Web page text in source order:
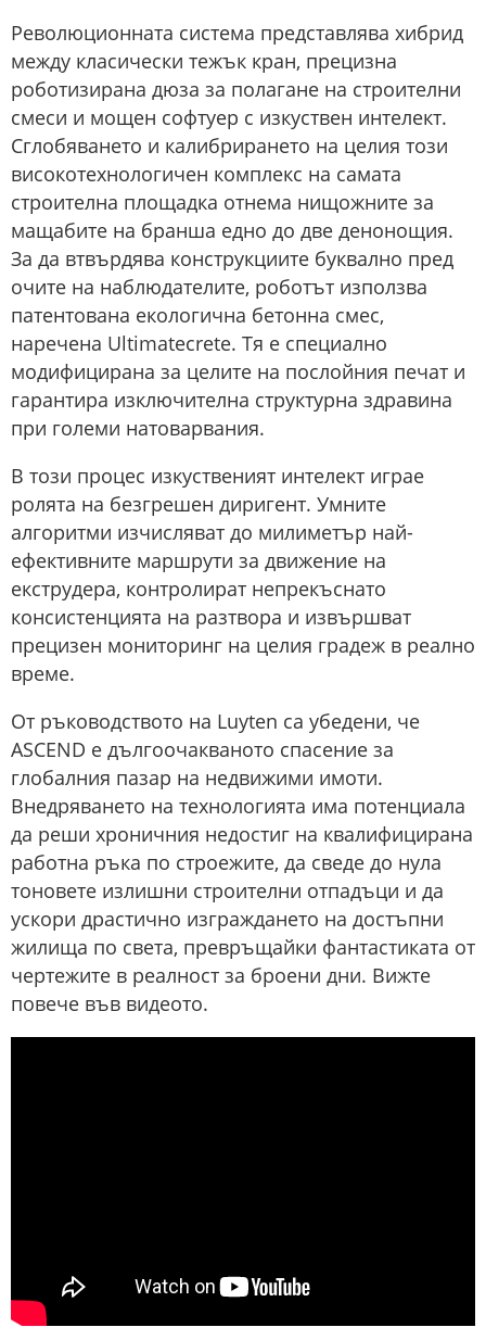
Революционната система представлява хибрид
между класически тежък кран, прецизна
роботизирана дюза за полагане на строителни
смеси и мощен софтуер с изкуствен интелект.
Сглобяването и калибрирането на целия този
високотехнологичен комплекс на самата
строителна площадка отнема нищожните за
мащабите на бранша едно до две денонощия.
За да втвърдява конструкциите буквално пред
очите на наблюдателите, роботът използва
патентована екологична бетонна смес,
наречена Ultimatecrete. Тя е специално
модифицирана за целите на послойния печат и
гарантира изключителна структурна здравина
при големи натоварвания.
В този процес изкуственият интелект играе
ролята на безгрешен диригент. Умните
алгоритми изчисляват до милиметър най-
ефективните маршрути за движение на
екструдера, контролират непрекъснато
консистенцията на разтвора и извършват
прецизен мониторинг на целия градеж в реално
време.
От ръководството на Luyten са убедени, че
ASCEND е дългоочакваното спасение за
глобалния пазар на недвижими имоти.
Внедряването на технологията има потенциала
да реши хроничния недостиг на квалифицирана
работна ръка по строежите, да сведе до нула
тоновете излишни строителни отпадъци и да
ускори драстично изграждането на достъпни
жилища по света, превръщайки фантастиката от
чертежите в реалност за броени дни. Вижте
повече във видеото.